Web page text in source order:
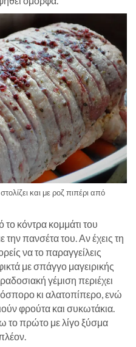
και με ροζ πιπέρι από
κόντρα κομμάτι του
την πανσέτα του. Αν έχεις τη
να το παραγγείλεις
με σπάγγο μαγειρικής
γέμιση περιέχει
κι αλατοπίπερο, ενώ
φρούτα και συκωτάκια.
το πρώτο με λίγο ξύσμα